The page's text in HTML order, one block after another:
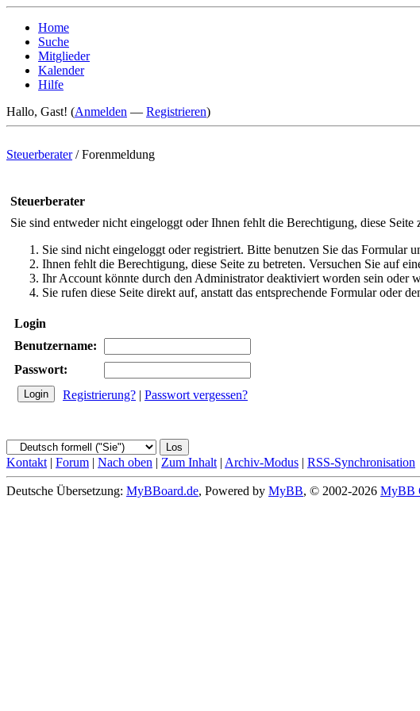
Home
Suche
Mitglieder
Kalender
Hilfe
Hallo, Gast! (Anmelden — Registrieren)
Steuerberater /Forenmeldung
Steuerberater
Sie sind entweder nicht eingeloggt oder Ihnen fehlt die Berechtigung, diese
Sie sind nicht eingeloggt oder registriert. Bitte benutzen Sie das Formular
Ihnen fehlt die Berechtigung, diese Seite zu betreten. Versuchen Sie auf
Ihr Account könnte durch den Administrator deaktiviert worden sein oder
Sie rufen diese Seite direkt auf, anstatt das entsprechende Formular oder
Login
Benutzername:
Passwort:
Registrierung? | Passwort vergessen?
Kontakt | Forum | Nach oben | Zum Inhalt | Archiv-Modus | RSS-Synchronisation
Deutsche Übersetzung: MyBBoard.de, Powered by MyBB, © 2002-2026 MyBB